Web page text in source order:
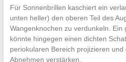
Für Sonnenbrillen kaschiert ein
unten heller) den oberen Teil des
Wangenknochen zu verdunkeln.
könnte hingegen einen dichten
periokularen Bereich projizieren und
Abnehmen verstärken.